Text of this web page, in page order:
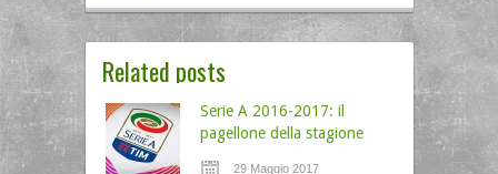
Related posts
Serie A 2016-2017: il
pagellone della stagione
29 Maggio 2017